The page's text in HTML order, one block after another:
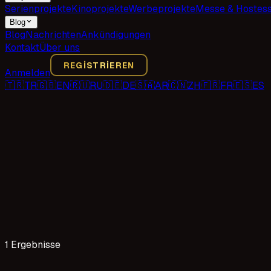
SerienprojekteKinoprojekteWerbeprojekteMesse &
Blog
BlogNachrichtenAnkündigungen
KontaktÜber uns
Anmelden
REGISTRIEREN
🇹🇷TR🇬🇧EN🇷🇺RU🇩🇪DE🇸🇦AR🇨🇳ZH🇫🇷FR🇪🇸ES
1 Ergebnisse